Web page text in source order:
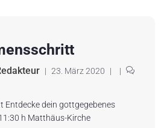
| 23. März 2020 | |
Entdecke dein gottgegebenes
h Matthäus-Kirche